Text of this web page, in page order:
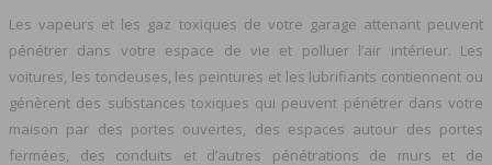
Les vapeurs et les gaz toxiques de votre garage attenant peuvent
pénétrer dans votre espace de vie et polluer l’air intérieur. Les
voitures, les tondeuses, les peintures et les lubrifiants contiennent ou
génèrent des substances toxiques qui peuvent pénétrer dans votre
maison par des portes ouvertes, des espaces autour des portes
fermées, des conduits et d’autres pénétrations de murs et de